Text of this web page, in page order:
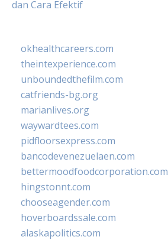
dan Cara Efektif
okhealthcareers.com
theintexperience.com
unboundedthefilm.com
catfriends-bg.org
marianlives.org
waywardtees.com
pidfloorsexpress.com
bancodevenezuelaen.com
bettermoodfoodcorporation.com
hingstonnt.com
chooseagender.com
hoverboardssale.com
alaskapolitics.com